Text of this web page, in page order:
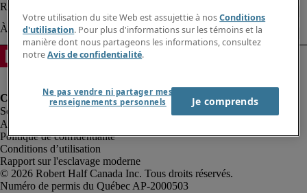
Alerte à la fraude
Politique de confidentialité
Conditions d’utilisation
Rapport sur l'esclavage moderne
Robert Half Canada Inc. Tous droits réservés.
Votre utilisation du site Web est assujettie à nosConditions
d'utilisation. Pour plus d'informations sur les témoins et la
manière dont nous partageons les informations, consultez
notreAvis de confidentialité.
Ne pas vendre ni partager mes
renseignements personnels
Je comprends